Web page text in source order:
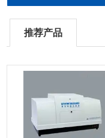
推荐产品